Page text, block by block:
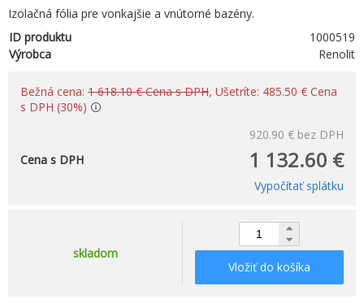
Izolačná fólia pre vonkajšie a vnútorné bazény.
ID produktu
1000519
Výrobca
Renolit
Bežná cena: 1 618.10 € Cena s DPH, Ušetríte: 485.50 € Cena
s DPH (30%)
920.90 € bez DPH
1 132.60 €
Cena s DPH
Vypočítať splátku
skladom
Vložiť do košíka